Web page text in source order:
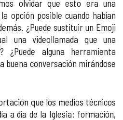
olvidar que esto era una
opción posible cuando habían
¿Puede sustituir un Emoji
una videollamada que una
¿Puede alguna herramienta
buena conversación mirándose
que los medios técnicos
a día de la Iglesia: formación,